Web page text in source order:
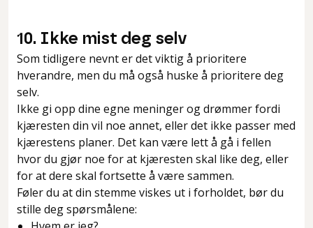
10. Ikke mist deg selv
Som tidligere nevnt er det viktig å prioritere
hverandre, men du må også huske å prioritere deg
selv.
Ikke gi opp dine egne meninger og drømmer fordi
kjæresten din vil noe annet, eller det ikke passer med
kjærestens planer. Det kan være lett å gå i fellen
hvor du gjør noe for at kjæresten skal like deg, eller
for at dere skal fortsette å være sammen.
Føler du at din stemme viskes ut i forholdet, bør du
stille deg spørsmålene: